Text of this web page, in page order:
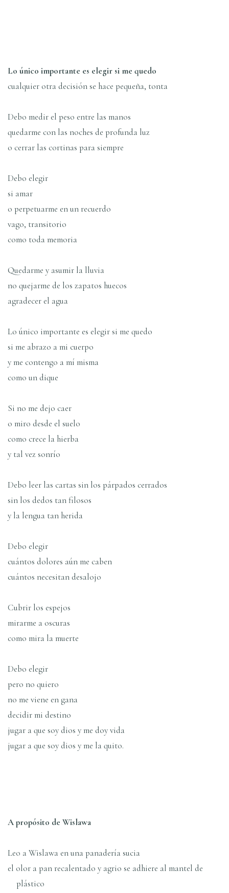
Lo único importante es elegir si me quedo
cualquier otra decisión se hace pequeña, tonta
Debo medir el peso entre las manos
quedarme con las noches de profunda luz
o cerrar las cortinas para siempre
Debo elegir
si amar
o perpetuarme en un recuerdo
vago, transitorio
como toda memoria
Quedarme y asumir la lluvia
no quejarme de los zapatos huecos
agradecer el agua
Lo único importante es elegir si me quedo
si me abrazo a mi cuerpo
y me contengo a mí­ misma
como un dique
Si no me dejo caer
o miro desde el suelo
como crece la hierba
y tal vez sonrí­o
Debo leer las cartas sin los párpados cerrados
sin los dedos tan filosos
y la lengua tan herida
Debo elegir
cuántos dolores aún me caben
cuántos necesitan desalojo
Cubrir los espejos
mirarme a oscuras
como mira la muerte
Debo elegir
pero no quiero
no me viene en gana
decidir mi destino
jugar a que soy dios y me doy vida
jugar a que soy dios y me la quito.
A propósito de Wislawa
Leo a Wislawa en una panaderí­a sucia
el olor a pan recalentado y agrio se adhiere al mantel de
plástico